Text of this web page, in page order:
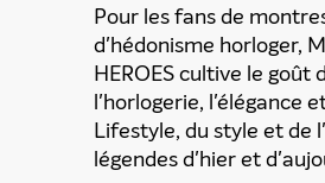
Pour les fans de
d'hédonisme horloger,
HEROES cultive le goût
l'horlogerie, l'élégance
Lifestyle, du style et de
légendes d'hier et